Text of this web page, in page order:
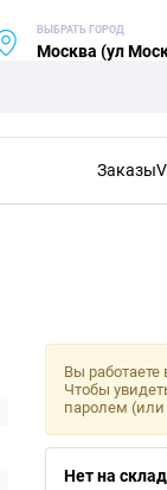
ВЫБРАТЬ ГОРОД
Москва (ул
Заказы
Вы
Чтобы
паролем (или
Нет на